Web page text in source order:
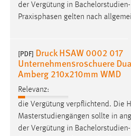
der Vergütung in
Praxisphasen gelten nach
[PDF] Druck HSAW 0002 017
Unternehmensroschuere
Amberg 210x210mm WMD
Relevanz:
die Vergütung verpflichtend. Die
Masterstudiengängen sollte in
der Vergütung in